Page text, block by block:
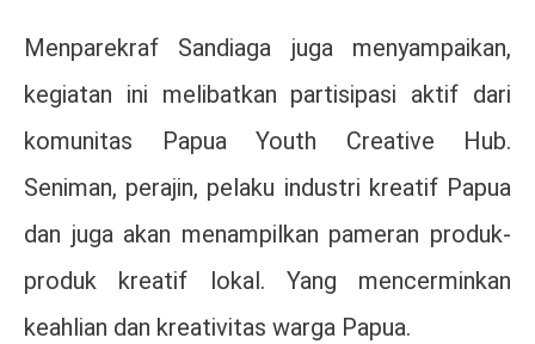
Menparekraf Sandiaga juga menyampaikan,
kegiatan ini melibatkan partisipasi aktif dari
komunitas Papua Youth Creative Hub.
Seniman, perajin, pelaku industri kreatif Papua
dan juga akan menampilkan pameran produk-
produk kreatif lokal. Yang mencerminkan
keahlian dan kreativitas warga Papua.